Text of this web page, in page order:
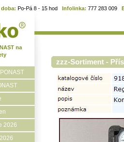
Po-Pá 8 - 15 hod Infolinka: 777 283 009
na
2026
zzz-Sortiment -